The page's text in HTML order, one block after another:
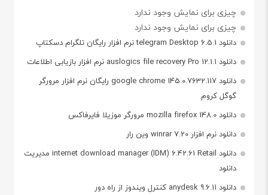
چیزی برای نمایش وجود ندارد
چیزی برای نمایش وجود ندارد
دانلود telegram Desktop 6.5.1 نرم افزار رایگان تلگرام دسکتاپ
دانلود auslogics file recovery Pro 12.1.1 نرم افزار بازیابی اطلاعات
دانلود google chrome 145.0.7632.117 رایگان نرم افزار مرورگر
گوگل کروم
دانلود mozilla firefox 148.0 مرورگر موزیلا فایرفاکس
دانلود نرم افزار winrar 7.20 وین رار
دانلود internet download manager (IDM) 6.42.61 Retail مدیریت
دانلود
دانلود anydesk 9.6.11 کنترل ویندوز از راه دور